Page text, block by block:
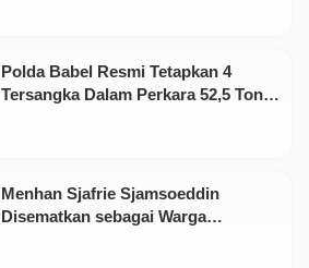
Polda Babel Resmi Tetapkan 4
Tersangka Dalam Perkara 52,5 Ton
Menhan Sjafrie Sjamsoeddin
Disematkan sebagai Warga